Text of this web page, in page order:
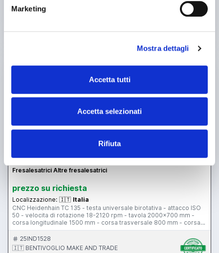
Marketing
Mostra dettagli
Accetta tutti
Accetta selezionati
Rifiuta
annuncio
DEBER btm 2000
Fresalesatrici Altre fresalesatrici
prezzo su richiesta
Localizzazione: 🇮🇹 Italia
CNC Heidenhain TC 135 - testa universale birotativa - attacco ISO
50 - velocita di rotazione 18-2120 rpm - tavola 2000x700 mm -
corsa longitudinale 1500 mm - corsa trasversale 800 mm - corsa
verticale 1300 mm - pensile di comando - volantino elettronico -
protezione antinfortunistica
25IND1528
🇮🇹 BENTIVOGLIO MAKE AND TRADE